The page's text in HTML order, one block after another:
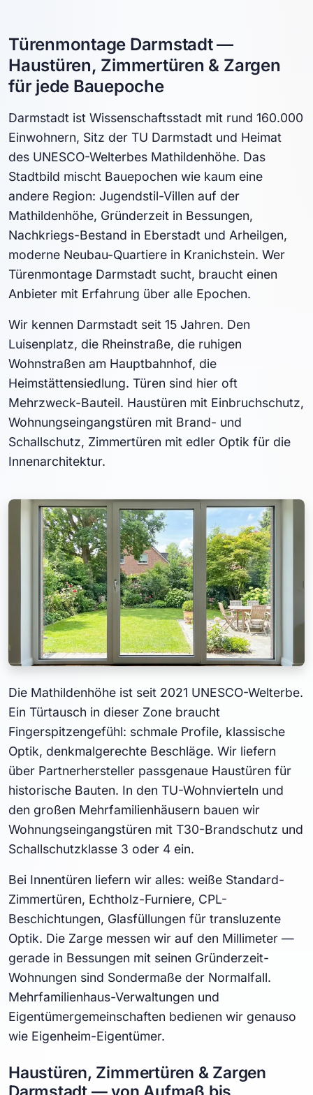
Türenmontage Darmstadt —
Haustüren, Zimmertüren & Zargen
für jede Bauepoche
Darmstadt ist Wissenschaftsstadt mit rund 160.000
Einwohnern, Sitz der TU Darmstadt und Heimat
des UNESCO-Welterbes Mathildenhöhe. Das
Stadtbild mischt Bauepochen wie kaum eine
andere Region: Jugendstil-Villen auf der
Mathildenhöhe, Gründerzeit in Bessungen,
Nachkriegs-Bestand in Eberstadt und Arheilgen,
moderne Neubau-Quartiere in Kranichstein. Wer
Türenmontage Darmstadt sucht, braucht einen
Anbieter mit Erfahrung über alle Epochen.
Wir kennen Darmstadt seit 15 Jahren. Den
Luisenplatz, die Rheinstraße, die ruhigen
Wohnstraßen am Hauptbahnhof, die
Heimstättensiedlung. Türen sind hier oft
Mehrzweck-Bauteil. Haustüren mit Einbruchschutz,
Wohnungseingangstüren mit Brand- und
Schallschutz, Zimmertüren mit edler Optik für die
Innenarchitektur.
Die Mathildenhöhe ist seit 2021 UNESCO-Welterbe.
Ein Türtausch in dieser Zone braucht
Fingerspitzengefühl: schmale Profile, klassische
Optik, denkmalgerechte Beschläge. Wir liefern
über Partnerhersteller passgenaue Haustüren für
historische Bauten. In den TU-Wohnvierteln und
den großen Mehrfamilienhäusern bauen wir
Wohnungseingangstüren mit T30-Brandschutz und
Schallschutzklasse 3 oder 4 ein.
Bei Innentüren liefern wir alles: weiße Standard-
Zimmertüren, Echtholz-Furniere, CPL-
Beschichtungen, Glasfüllungen für transluzente
Optik. Die Zarge messen wir auf den Millimeter —
gerade in Bessungen mit seinen Gründerzeit-
Wohnungen sind Sondermaße der Normalfall.
Mehrfamilienhaus-Verwaltungen und
Eigentümergemeinschaften bedienen wir genauso
wie Eigenheim-Eigentümer.
Haustüren, Zimmertüren & Zargen
Darmstadt — von Aufmaß bis